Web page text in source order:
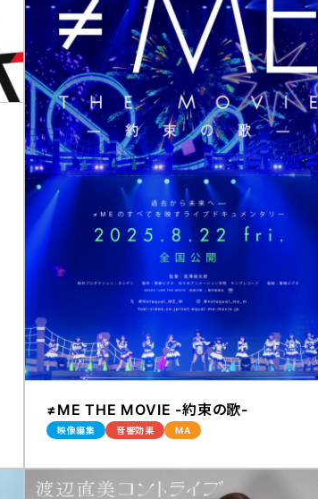
≠ME THE MOVIE -約束の歌-
映像編集 音響効果 MA